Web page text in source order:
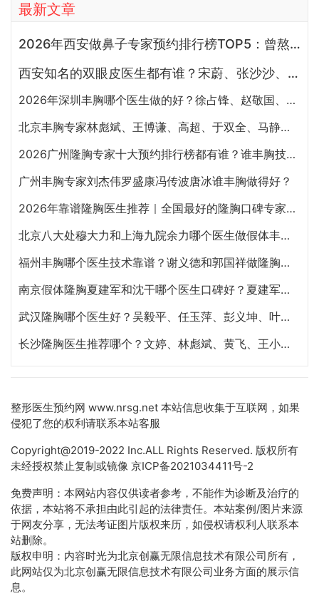
最新文章
2026年西安做鼻子专家预约排行榜TOP5：曾熬、霍玉旺、房志强、蒋立、刘宝军哪个更好？
西安知名的双眼皮医生都有谁？宋蔚、张沙沙、韩钰博、王璇、张文军谁做双眼皮更好？
2026年深圳丰胸哪个医生做的好？徐占锋、赵敬国、刘月更、罗志敏、廖祥钧、唐新辉谁隆胸技术好
北京丰胸专家林彪斌、王博谦、高超、于双全、马静谁做隆胸效果更好?
2026广州隆胸专家十大预约排行榜都有谁？谁丰胸技术好？
广州丰胸专家刘杰伟罗盛康冯传波唐冰谁丰胸做得好？
2026年靠谱隆胸医生推荐｜全国最好的隆胸口碑专家汇总
北京八大处穆大力和上海九院余力哪个医生做假体丰胸好？
福州丰胸哪个医生技术靠谱？谢义德和郭国祥做隆胸哪个好？
南京假体隆胸夏建军和沈干哪个医生口碑好？夏建军和沈干做丰胸谁技术更好？
武汉隆胸哪个医生好？吴毅平、任玉萍、彭义坤、叶子荣、葛海辉隆胸谁技术最好？
长沙隆胸医生推荐哪个？文婷、林彪斌、黄飞、王小朋、肖征刚谁隆胸技术好？
整形医生预约网 www.nrsg.net 本站信息收集于互联网，如果
侵犯了您的权利请联系本站客服
Copyright@2019-2022 Inc.ALL Rights Reserved. 版权所有
未经授权禁止复制或镜像 京ICP备2021034411号-2
免费声明：本网站内容仅供读者参考，不能作为诊断及治疗的
依据，本站将不承担由此引起的法律责任。本站案例/图片来源
于网友分享，无法考证图片版权来历，如侵权请权利人联系本
站删除。
版权申明：内容时光为北京创赢无限信息技术有限公司所有，
此网站仅为北京创赢无限信息技术有限公司业务方面的展示信
息。